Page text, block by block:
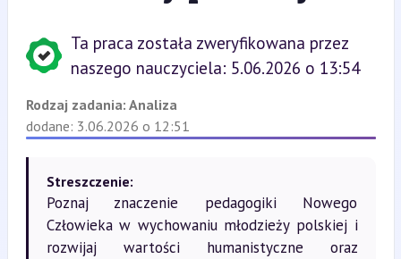
Ta praca została zweryfikowana przez
naszego nauczyciela: 5.06.2026 o 13:54
Rodzaj zadania: Analiza
dodane: 3.06.2026 o 12:51
Streszczenie:
Poznaj znaczenie pedagogiki Nowego
Człowieka w wychowaniu młodzieży polskiej i
rozwijaj wartości humanistyczne oraz